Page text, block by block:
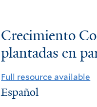
Crecimiento
Comparativo
de
Especies
Crecimiento
plantadas en
Full resource available
Español